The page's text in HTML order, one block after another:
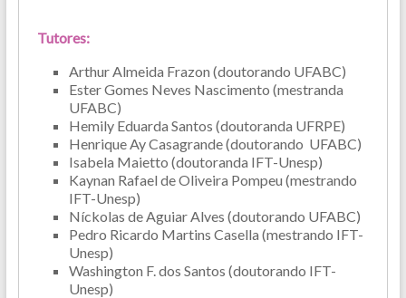
Tutores:
Arthur Almeida Frazon (doutorando UFABC)
Ester Gomes Neves Nascimento (mestranda
UFABC)
Hemily Eduarda Santos (doutoranda UFRPE)
Henrique Ay Casagrande (doutorando UFABC)
Isabela Maietto (doutoranda IFT-Unesp)
Kaynan Rafael de Oliveira Pompeu (mestrando
IFT-Unesp)
Níckolas de Aguiar Alves (doutorando UFABC)
Pedro Ricardo Martins Casella (mestrando IFT-
Unesp)
Washington F. dos Santos (doutorando IFT-
Unesp)